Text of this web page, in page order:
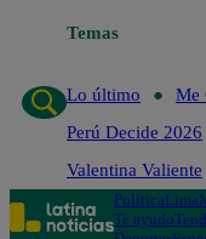
Temas
Lo último Me Caigo de
Lo último
Me
Perú Decide 2026
Valentina Valiente
PolíticaLima
Te ayudo